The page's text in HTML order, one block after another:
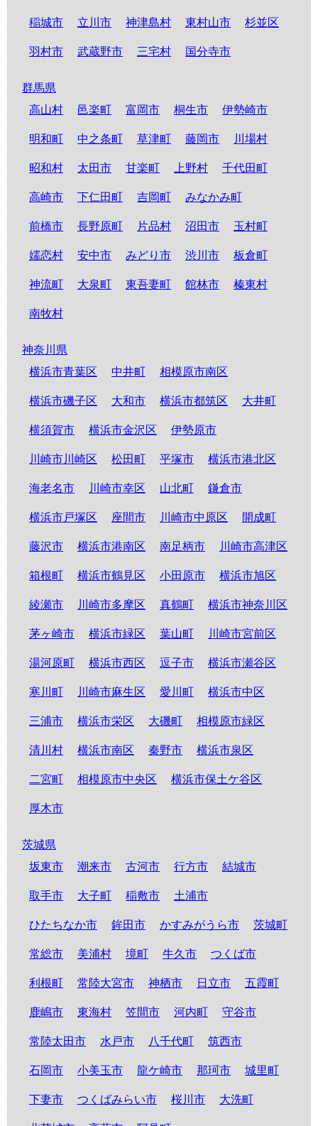
稲城市 立川市 神津島村 東村山市 杉並区
羽村市 武蔵野市 三宅村 国分寺市
群馬県
高山村
邑楽町 富岡市 桐生市 伊勢崎市
明和町 中之条町 草津町 藤岡市 川場村
昭和村 太田市 甘楽町 上野村 千代田町
高崎市 下仁田町 吉岡町 みなかみ町
前橋市 長野原町 片品村 沼田市 玉村町
嬬恋村 安中市 みどり市 渋川市 板倉町
神流町 大泉町 東吾妻町 館林市 榛東村
南牧村
神奈川県
横浜市青葉区
中井町 相模原市南区
横浜市磯子区 大和市 横浜市都筑区 大井町
横須賀市 横浜市金沢区 伊勢原市
川崎市川崎区 松田町 平塚市 横浜市港北区
海老名市 川崎市幸区 山北町 鎌倉市
横浜市戸塚区 座間市 川崎市中原区 開成町
藤沢市 横浜市港南区 南足柄市 川崎市高津区
箱根町 横浜市鶴見区 小田原市 横浜市旭区
綾瀬市 川崎市多摩区 真鶴町 横浜市神奈川区
茅ヶ崎市 横浜市緑区 葉山町 川崎市宮前区
湯河原町 横浜市西区 逗子市 横浜市瀬谷区
寒川町 川崎市麻生区 愛川町 横浜市中区
三浦市 横浜市栄区 大磯町 相模原市緑区
清川村 横浜市南区 秦野市 横浜市泉区
二宮町 相模原市中央区 横浜市保土ケ谷区
厚木市
茨城県
坂東市
潮来市 古河市 行方市 結城市
取手市 大子町 稲敷市 土浦市
ひたちなか市 鉾田市 かすみがうら市 茨城町
常総市 美浦村 境町 牛久市 つくば市
利根町 常陸大宮市 神栖市 日立市 五霞町
鹿嶋市 東海村 笠間市 河内町 守谷市
常陸太田市 水戸市 八千代町 筑西市
石岡市 小美玉市 龍ケ崎市 那珂市 城里町
下妻市 つくばみらい市 桜川市 大洗町